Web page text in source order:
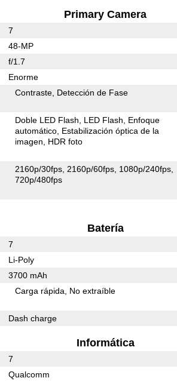
Primary Camera
7
48-MP
f/1.7
Enorme
Contraste Detección de Fase
Doble LED Flash LED Flash
Enfoque
automático Estabilización óptica de la
imagen
HDR foto
2160p/30fps 2160p/60fps 1080p/240fps
720p/480fps
Batería
7
Li-Poly
3700 mAh
Carga rápida No extraíble
Dash charge
Informática
7
Qualcomm